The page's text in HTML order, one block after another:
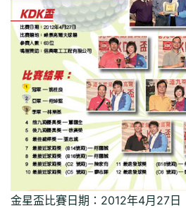
金星盃比賽日期：2012年4月27日